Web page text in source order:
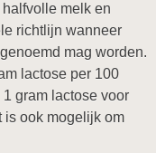
melk en
richtlijn wanneer
mag worden.
lactose per 100
gram lactose voor
is ook mogelijk om